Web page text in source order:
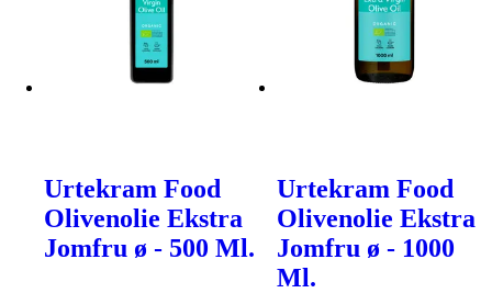
Urtekram Food
Olivenolie Ekstra
Jomfru ø - 500 Ml.
Urtekram Food
Olivenolie Ekstra
Jomfru ø - 1000
Ml.